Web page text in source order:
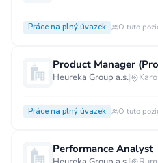
Práce na plný úvazek O tuto
Product Manager
Heureka Group a.s.|
Práce na plný úvazek O tuto
Performance Analyst
MBA, MBT, postgraduální